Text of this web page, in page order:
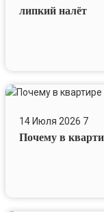
убрать
налёт
липкий налёт
Почему
квартире
неприятный
14 Июля 2026 7
Почему в